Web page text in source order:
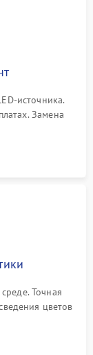
источника.
Замена
цветового
Точная
цветов
всех
корпуса